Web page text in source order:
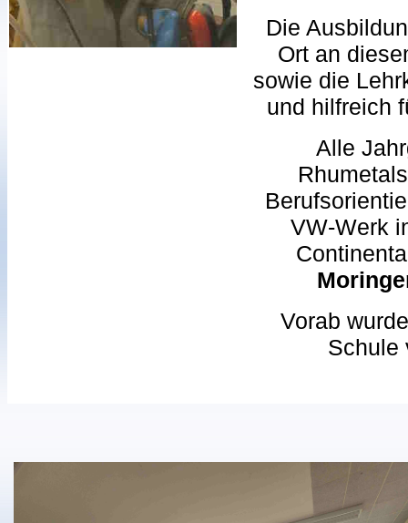
Die
Ort an
sowie die
und hilfreich
Alle
VW-Werk
Vorab
Schule